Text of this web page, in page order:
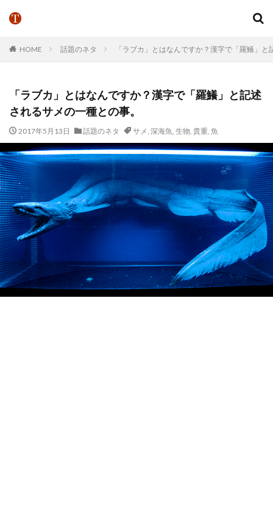
HOME 話題のネタ 「ラブカ」とはなんですか？漢字で「羅鱶」
「ラブカ」とはなんですか？漢字で「羅鱶」と記述
されるサメの一種との事。
2017年5月13日 話題のネタ サメ, 深海魚, 生物, 貴重, 魚